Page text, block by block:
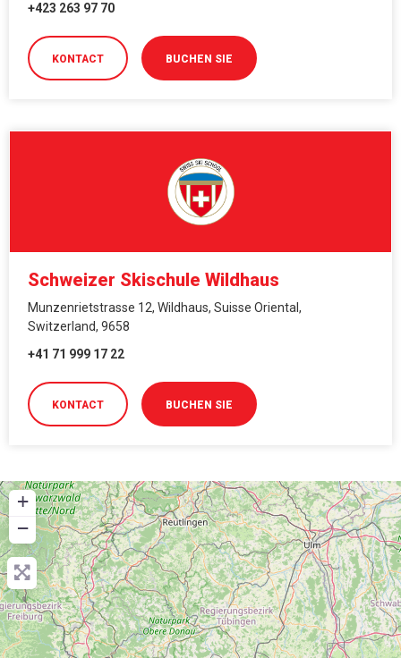
+423 263 97 70
KONTACT BUCHEN SIE
Schweizer Skischule Wildhaus
Munzenrietstrasse 12, Wildhaus, Suisse Oriental,
Switzerland, 9658
+41 71 999 17 22
KONTACT BUCHEN SIE
+
−